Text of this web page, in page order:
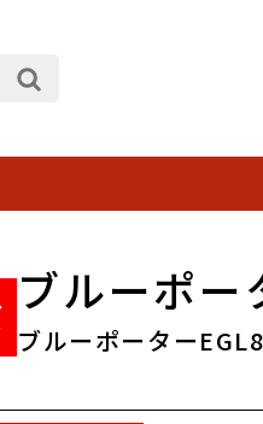
ブルーポ
ブルーポーター